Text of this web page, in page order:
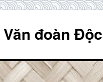
đoàn